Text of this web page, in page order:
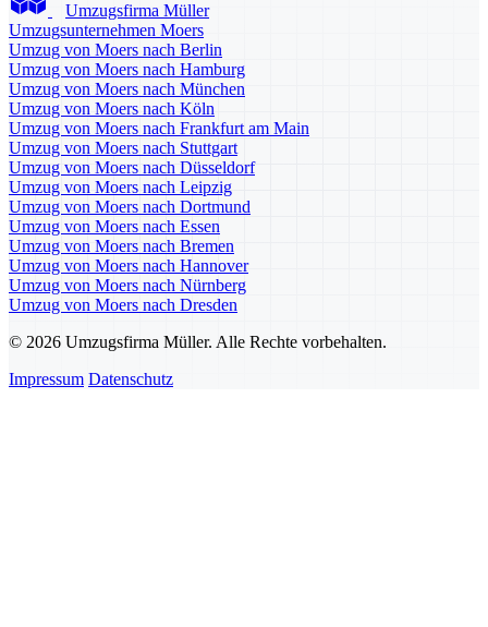
Umzugsfirma Müller
Umzugsunternehmen Moers
Umzug von Moers nach Berlin
Umzug von Moers nach Hamburg
Umzug von Moers nach München
Umzug von Moers nach Köln
Umzug von Moers nach Frankfurt am Main
Umzug von Moers nach Stuttgart
Umzug von Moers nach Düsseldorf
Umzug von Moers nach Leipzig
Umzug von Moers nach Dortmund
Umzug von Moers nach Essen
Umzug von Moers nach Bremen
Umzug von Moers nach Hannover
Umzug von Moers nach Nürnberg
Umzug von Moers nach Dresden
© 2026 Umzugsfirma Müller. Alle Rechte vorbehalten.
Impressum Datenschutz